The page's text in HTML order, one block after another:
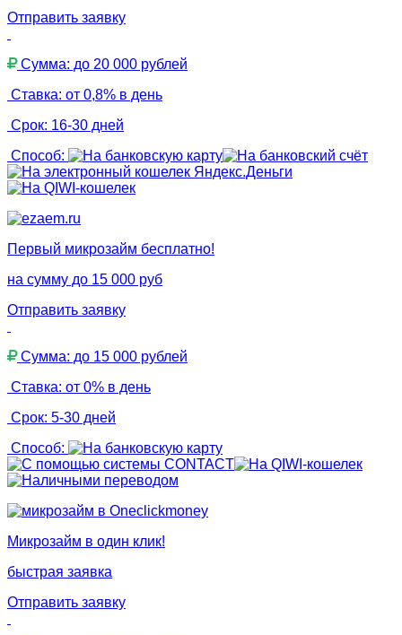
Отправить заявку
Сумма: до 20 000 рублей
Ставка: от 0,8% в день
Срок: 16-30 дней
Способ:
Первый микрозайм бесплатно!
на сумму до 15 000 руб
Отправить заявку
Сумма: до 15 000 рублей
Ставка: от 0% в день
Срок: 5-30 дней
Способ:
Микрозайм в один клик!
быстрая заявка
Отправить заявку